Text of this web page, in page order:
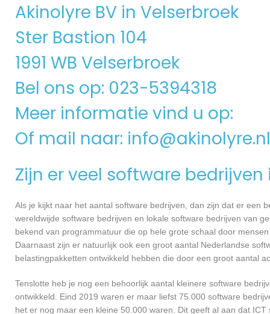
Akinolyre BV in Velserbroek
Ster Bastion 104
1991 WB Velserbroek
Bel ons op: 023-5394318
Meer informatie vind u op:
Of mail naar: info@akinolyre.nl
Zijn er veel software
Als je kijkt naar het aantal software bedrijven, dan zijn dat er een
wereldwijde software bedrijven en lokale software bedrijven van
bekend van programmatuur die op hele grote schaal door
Daarnaast zijn er natuurlijk ook een groot aantal Nederlandse
belastingpakketten ontwikkeld hebben die door een groot aantal
Tenslotte heb je nog een behoorlijk aantal kleinere software
ontwikkeld. Eind 2019 waren er maar liefst 75.000 software
het er nog maar een kleine 50.000 waren. Dit geeft al aan dat